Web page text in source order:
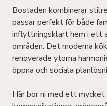
Bostaden kombinerar
passar perfekt för både
inflyttningsklart hem i ett
områden. Det moderna
renoverade ytorna
öppna och sociala
Här bor ni med ett